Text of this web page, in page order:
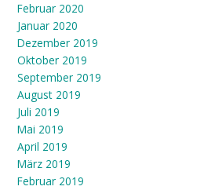
Februar 2020
Januar 2020
Dezember 2019
Oktober 2019
September 2019
August 2019
Juli 2019
Mai 2019
April 2019
März 2019
Februar 2019